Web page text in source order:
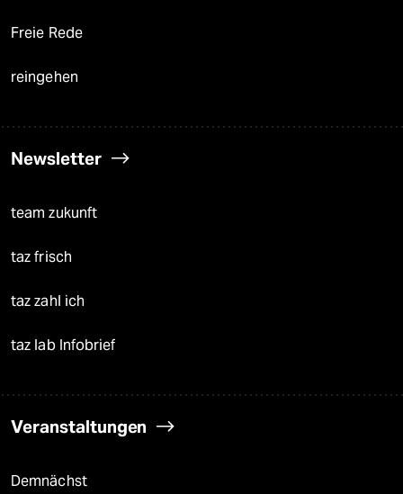
Freie Rede
reingehen
Newsletter
team zukunft
taz frisch
taz zahl ich
taz lab Infobrief
Veranstaltungen
Demnächst